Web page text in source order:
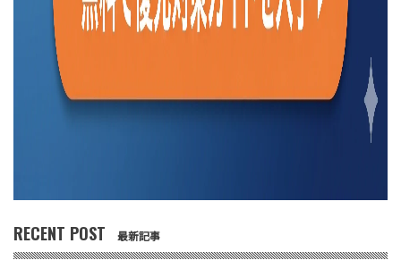
RECENT POST 最新記事